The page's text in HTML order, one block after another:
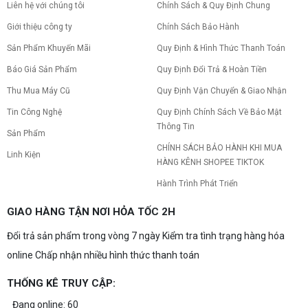
tăng hiệu năng tối đa? Xem ngay thứ tự ưu tiên
PC gaming nóng quạt kêu to: Nguyên
nhân và Cách khắc phục
máy giật lag, giảm tuổi thọ? Tìm hiểu ngay
hoạt động êm ái.
CPU AMD Ryzen 7 7700X3D full box mới
ra mắt: Nhanh, Mạnh, Giá tốt
CPU AMD Ryzen 7 7700X3D chính thức ra mắt
hiệu năng chơi game vượt trội. Khám phá chi tiết
10 Nguyên nhân khiến PC gaming bị tụt
PC gaming bị tụt FPS sau một thời gian? Tìm hiểu
và cách kiểm tra, khắc phục từng bước tại Vi Tính
NVIDIA Hoãn Ra Mắt Dòng RTX 50
Liên hệ với chúng tôi
Giới thiệu công ty
Sản Phẩm Khuyến Mãi
Báo Giá Sản Phẩm
Thu Mua Máy Cũ
Tin Công Nghệ
Sản Phẩm
Linh Kiện
Chính Sách & Quy Định Chung
Chính Sách Bảo Hành
Quy Định & Hình Thức Thanh Toán
Quy Định Đổi Trả & Hoàn Tiền
Quy Định Vận Chuyển & Giao Nhận
Quy Định Chính Sách Về Bảo Mật
Thông Tin
CHÍNH SÁCH BẢO HÀNH KHI MUA
HÀNG KÊNH SHOPEE TIKTOK
Hành Trình Phát Triển
GIAO HÀNG TẬN NƠI HỎA TỐC 2H
Đổi trả sản phẩm trong vòng 7 ngày Kiểm tra tình trạng hàng hóa
online Chấp nhận nhiều hình thức thanh toán
THỐNG KÊ TRUY CẬP:
Đang online: 60